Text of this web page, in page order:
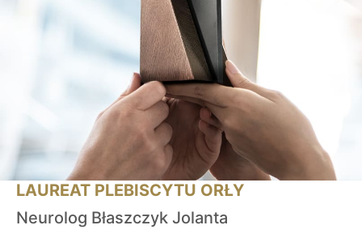
LAUREAT PLEBISCYTU ORŁY
Neurolog Błaszczyk Jolanta